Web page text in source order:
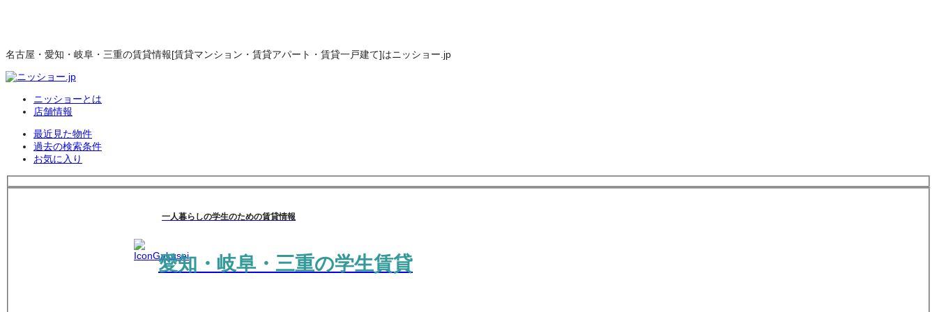
名古屋・愛知・岐阜・三重の賃貸情報[賃貸マンション・賃貸アパート・賃貸一戸建て]はニッショー.jp
ニッショーとは
店舗情報
最近見た物件
過去の検索条件
お気に入り
一人暮らしの学生のための賃貸情報
愛知・岐阜・三重の学生賃貸